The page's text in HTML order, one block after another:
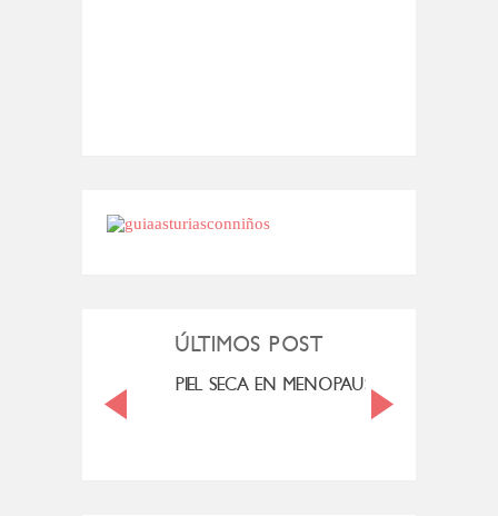
ÚLTIMOS POST
PIEL SECA EN MENOPAUSIA